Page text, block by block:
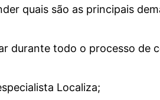
quais são as principais
durante todo o processo de
Localiza;